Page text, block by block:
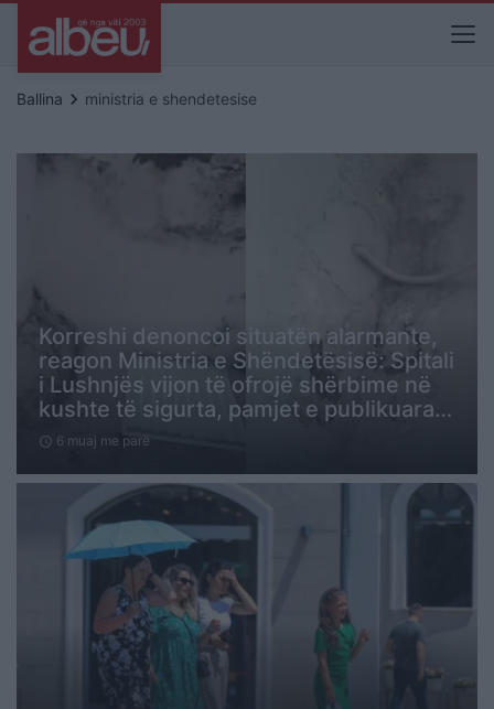
Ballina keyboard_arrow_right ministria e shendetesise
Korreshi denoncoi situatën alarmante,
reagon Ministria e Shëndetësisë: Spitali
i Lushnjës vijon të ofrojë shërbime në
kushte të sigurta, pamjet e publikuara…
schedule 6 muaj me parë